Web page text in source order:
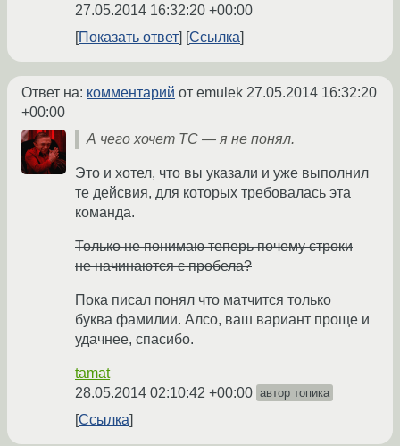
27.05.2014 16:32:20 +00:00
Показать ответ
Ссылка
Ответ на: комментарий от emulek 27.05.2014 16:32:20
+00:00
А чего хочет ТС — я не понял.
Это и хотел, что вы указали и уже выполнил
те дейсвия, для которых требовалась эта
команда.
Только не понимаю теперь почему строки
не начинаются с пробела?
Пока писал понял что матчится только
буква фамилии. Алсо, ваш вариант проще и
удачнее, спасибо.
tamat
28.05.2014 02:10:42 +00:00 автор топика
Ссылка